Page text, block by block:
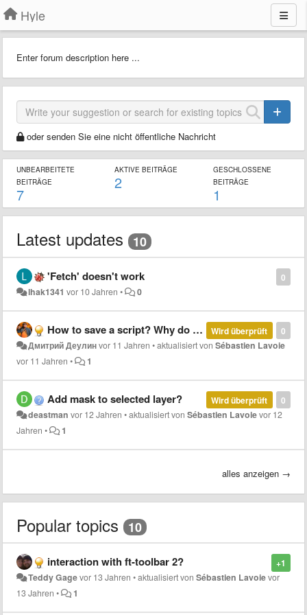
Hyle
Enter forum description here ...
oder senden Sie eine nicht öffentliche Nachricht
UNBEARBEITETE
BEITRÄGE
7
AKTIVE BEITRÄGE
2
GESCHLOSSENE
BEITRÄGE
1
Latest updates 10
0
'Fetch' doesn't work
lhak1341 vor 10 Jahren • 0
0
Wird überprüft
How to save a script? Why do it that does not speak?
Дмитрий Деулинvor 11 Jahren •aktualisiert vonSébastien Lavoie
vor 11 Jahren • 1
0
Wird überprüft
Add mask to selected layer?
deastman vor 12 Jahren •aktualisiert vonSébastien Lavoievor 12
Jahren • 1
alles anzeigen →
Popular topics 10
+1
interaction with ft-toolbar 2?
Teddy Gagevor 13 Jahren •aktualisiert vonSébastien Lavoievor
13 Jahren • 1